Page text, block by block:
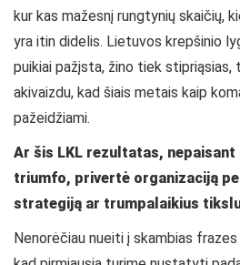
kur kas mažesnį rungtynių skaičių,
yra itin didelis. Lietuvos krepšinio
puikiai pažįsta, žino tiek
akivaizdu, kad šiais metais kaip
pažeidžiami.
Ar šis LKL rezultatas, nepaisant
triumfo, privertė organizaciją
strategiją ar trumpalaikius
Nenorėčiau nueiti į skambias frazes